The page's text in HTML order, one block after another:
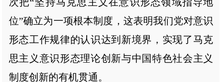
位”确立为一项根本制度，这表明我们党对意识
形态工作规律的认识达到新境界，实现了马克
思主义意识形态理论创新与中国特色社会主义
制度创新的有机贯通。